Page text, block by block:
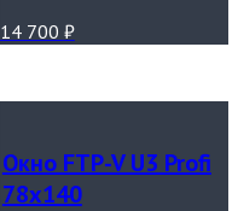
14 700 ₽
Окно FTP-V U3 Profi
78х140